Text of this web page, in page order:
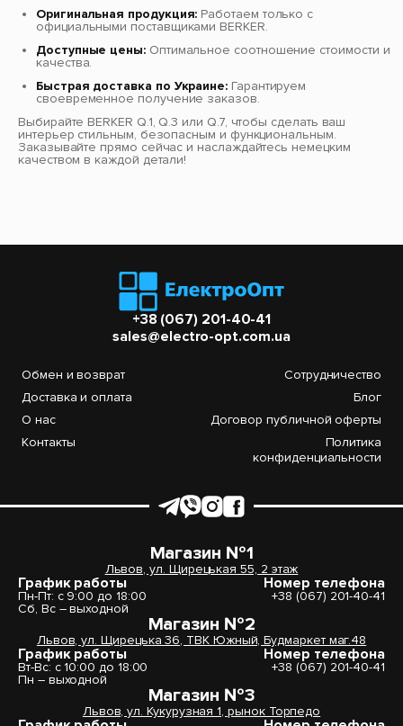
Оригинальная продукция: Работаем только с
официальными поставщиками BERKER.
Доступные цены:Оптимальное соотношение стоимости и
качества.
Быстрая доставка по Украине: Гарантируем
своевременное получение заказов.
Выбирайте BERKER Q.1, Q.3 или Q.7, чтобы сделать ваш
интерьер стильным, безопасным и функциональным.
Заказывайте прямо сейчас и наслаждайтесь немецким
качеством в каждой детали!
+38 (067) 201-40-41
sales@electro-opt.com.ua
Обмен и возврат
Доставка и оплата
О нас
Контакты
Сотрудничество
Блог
Договор публичной оферты
Политика
конфиденциальности
Магазин №1
Львов, ул. Щирецькая 55, 2 этаж
График работы
Пн-Пт: с 9:00 до 18:00
Сб, Вс – выходной
Номер телефона
+38 (067) 201-40-41
Магазин №2
Львов, ул. Щирецька 36, ТВК Южный, Будмаркет маг.48
График работы
Вт-Вс: с 10:00 до 18:00
Пн – выходной
Номер телефона
+38 (067) 201-40-41
Магазин №3
Львов, ул. Кукурузная 1, рынок Торпедо